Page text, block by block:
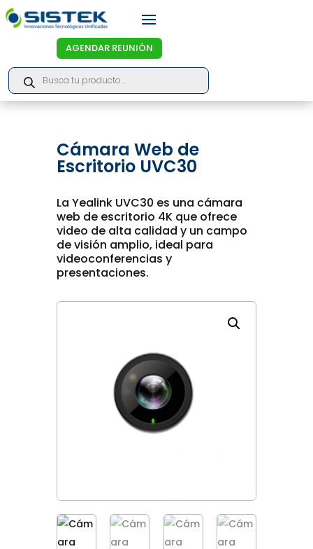
AGENDAR REUNIÓN
Products
search
Cámara Web de
Escritorio UVC30
La Yealink UVC30 es una cámara
web de escritorio 4K que ofrece
video de alta calidad y un campo
de visión amplio, ideal para
videoconferencias y
presentaciones.